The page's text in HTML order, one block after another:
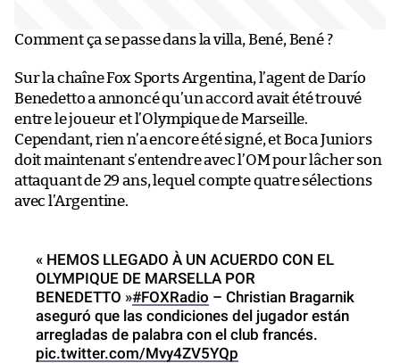
Comment ça se passe dans la villa, Bené, Bené ?
Sur la chaîne Fox Sports Argentina, l’agent de Darío
Benedetto a annoncé qu’un accord avait été trouvé
entre le joueur et l’Olympique de Marseille.
Cependant, rien n’a encore été signé, et Boca Juniors
doit maintenant s’entendre avec l’OM pour lâcher son
attaquant de 29 ans, lequel compte quatre sélections
avec l’Argentine.
« HEMOS LLEGADO À UN ACUERDO CON EL
OLYMPIQUE DE MARSELLA POR
BENEDETTO »#FOXRadio – Christian Bragarnik
aseguró que las condiciones del jugador están
arregladas de palabra con el club francés.
pic.twitter.com/Mvy4ZV5YQp